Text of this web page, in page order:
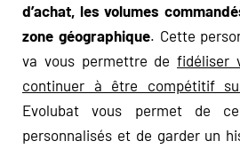
d’achat, les volumes
zone géographique. Cette
va vous permettre de fidéliser
continuer à être compétitif
Evolubat vous permet de
personnalisés et de garder un